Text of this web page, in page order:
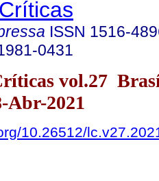
ISSN 1516-
0431
vol.27
Abr-2021
10.26512/